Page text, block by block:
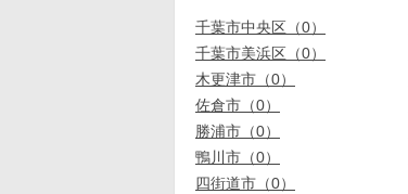
千葉市中央区（0）
千葉市美浜区（0）
木更津市（0）
佐倉市（0）
勝浦市（0）
鴨川市（0）
四街道市（0）